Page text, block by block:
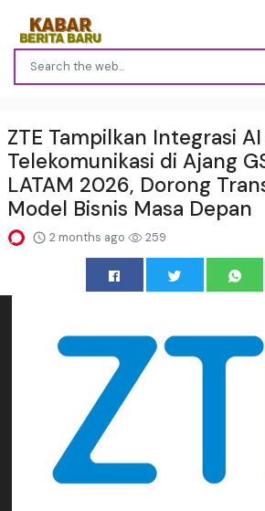
ZTE Tampilkan Integrasi
Telekomunikasi di Ajang
LATAM 2026, Dorong
Model Bisnis Masa Depan
2 months ago 259